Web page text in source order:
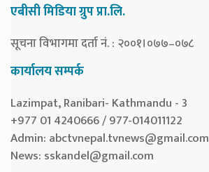
एबीसी मिडिया ग्रुप प्रा.लि.
सूचना विभागमा दर्ता नं. : २००१।०७७–०७८
कार्यालय सम्पर्क
Lazimpat, Ranibari- Kathmandu - 3
+977 01 4240666 / 977-014011122
Admin: abctvnepal.tvnews@gmail.com
News: sskandel@gmail.com